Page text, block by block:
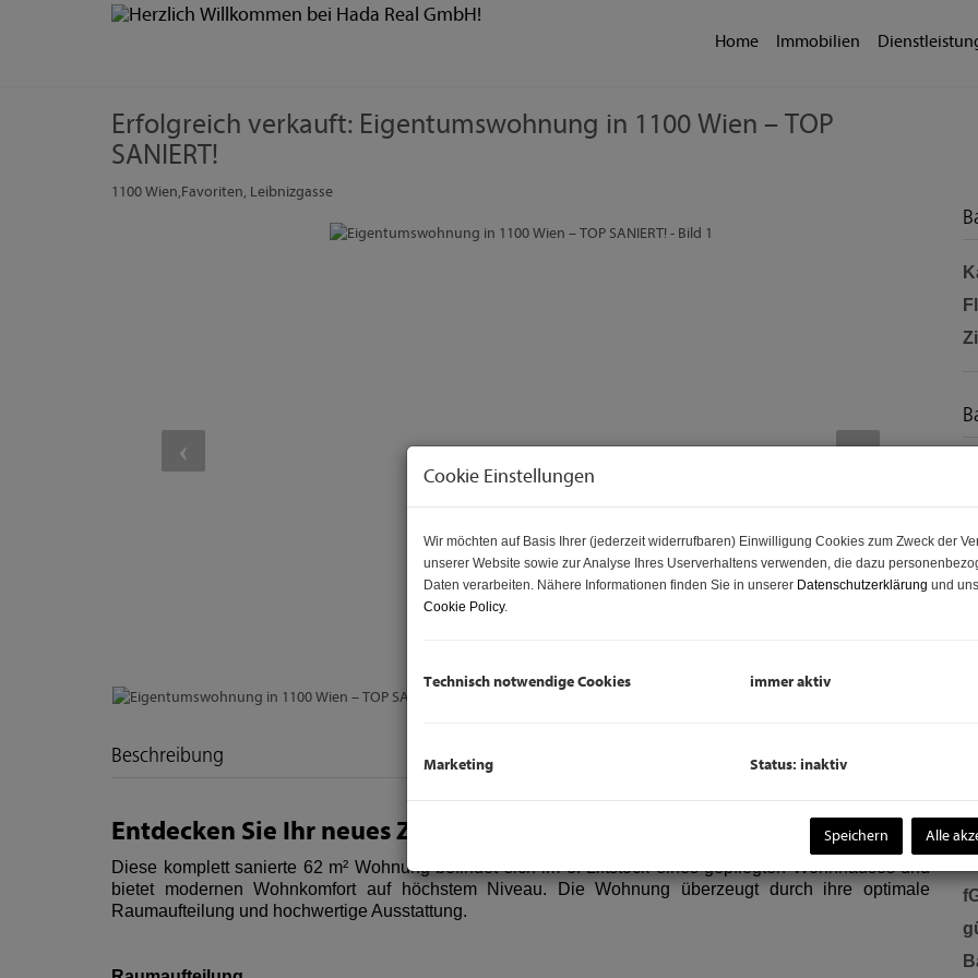
Home Immobilien
Erfolgreich verkauft: Eigentumswohnung in 1100 Wien – TOP
SANIERT!
1100 Wien,Favoriten, Leibnizgasse
Beschreibung
Entdecken Sie Ihr neues Zuhause in 1100 Wien!
Diese komplett sanierte 62 m² Wohnung befindet sich im 3. Liftstock eines gepflegten Wohnhauses und
bietet modernen Wohnkomfort auf höchstem Niveau. Die Wohnung überzeugt durch ihre optimale
Raumaufteilung und hochwertige Ausstattung.
Cookie Einstellungen
Wir möchten auf Basis Ihrer (jederzeit widerrufbaren) Einwilligung Cookies zum Zweck der
unserer Website sowie zur Analyse Ihres Userverhaltens verwenden, die dazu
Daten verarbeiten. Nähere Informationen finden Sie in unserer Datenschutzerklärung und
Cookie Policy.
Technisch notwendige Cookies immer aktiv
Marketing Status: inaktiv
Speichern Alle